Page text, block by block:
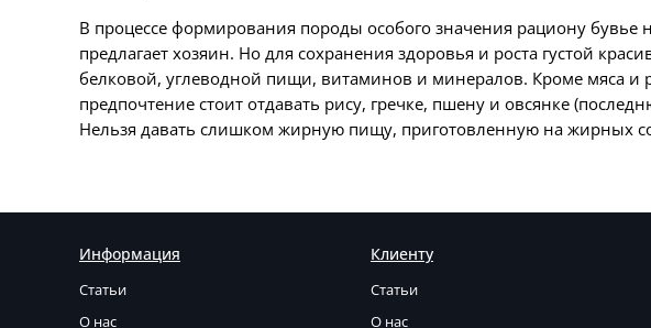
В процессе формирования породы особого значения рациону бувье
предлагает хозяин. Но для сохранения здоровья и роста густой
белковой, углеводной пищи, витаминов и минералов. Кроме мяса
предпочтение стоит отдавать рису, гречке, пшену и овсянке
Нельзя давать слишком жирную пищу, приготовленную на жирных
Информация
Статьи
О нас
Клиенту
Статьи
О нас